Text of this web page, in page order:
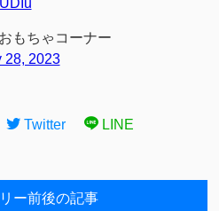
もちゃコーナー
28, 2023
Twitter LINE
ー前後の記事